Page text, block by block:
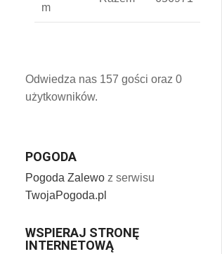
Odwiedza nas 157 gości oraz 0
użytkowników.
POGODA
Pogoda Zalewoz serwisu
TwojaPogoda.pl
WSPIERAJ STRONĘ
INTERNETOWĄ